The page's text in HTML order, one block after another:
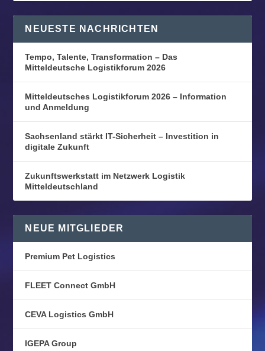
NEUESTE NACHRICHTEN
Tempo, Talente, Transformation – Das
Mitteldeutsche Logistikforum 2026
Mitteldeutsches Logistikforum 2026 – Information
und Anmeldung
Sachsenland stärkt IT-Sicherheit – Investition in
digitale Zukunft
Zukunftswerkstatt im Netzwerk Logistik
Mitteldeutschland
NEUE MITGLIEDER
Premium Pet Logistics
FLEET Connect GmbH
CEVA Logistics GmbH
IGEPA Group